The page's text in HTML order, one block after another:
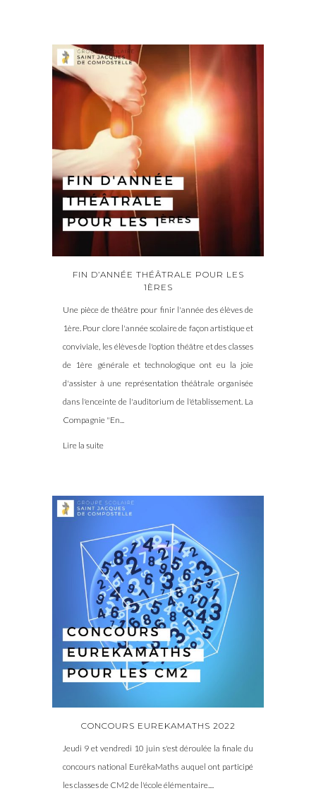
FIN D’ANNÉE THÉÂTRALE POUR LES
1ÈRES
Une pièce de théâtre pour finir l'année des élèves de
1ère. Pour clore l'année scolaire de façon artistique et
conviviale, les élèves de l'option théâtre et des classes
de 1ère générale et technologique ont eu la joie
d'assister à une représentation théâtrale organisée
dans l'enceinte de l'auditorium de l'établissement. La
Compagnie "En...
Lire la suite
CONCOURS EUREKAMATHS 2022
Jeudi 9 et vendredi 10 juin s'est déroulée la finale du
concours national EurêkaMaths auquel ont participé
les classes de CM2 de l'école élémentaire....